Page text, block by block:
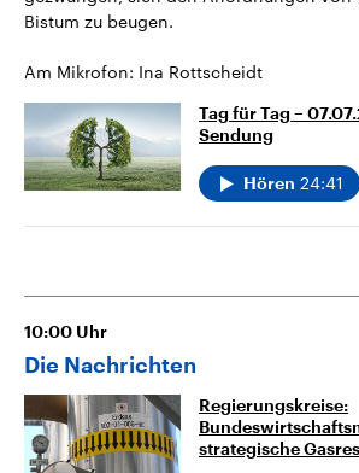
Bistum zu beugen.
Am Mikrofon: Ina Rottscheidt
Tag für Tag –
Sendung
Hören 24:41
10:00 Uhr
Die Nachrichten
Regierungskreise:
strategische